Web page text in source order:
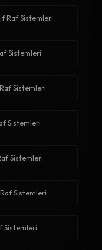
Raf Sistemleri
Sistemleri
Sistemleri
Sistemleri
Sistemleri
Sistemleri
Sistemleri